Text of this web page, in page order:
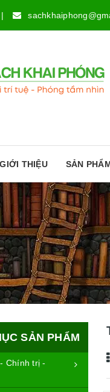
|
GIỚI THIỆU SẢN
SẢN PHẨM
Chính trị -